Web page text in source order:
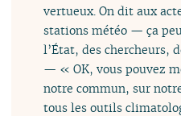
vertueux. On dit aux
stations météo — ça
l’État, des chercheurs,
— « OK, vous pouvez
notre commun, sur
tous les outils